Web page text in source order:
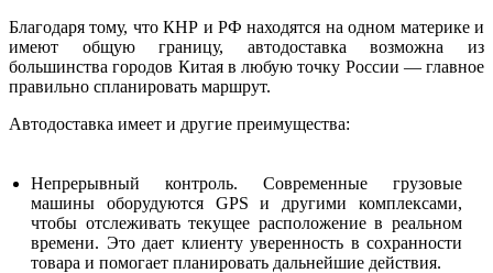
Благодаря тому, что КНР и РФ находятся на одном материке и
имеют общую границу, автодоставка возможна из
большинства городов Китая в любую точку России — главное
правильно спланировать маршрут.
Автодоставка имеет и другие преимущества:
Непрерывный контроль. Современные грузовые
машины оборудуются GPS и другими комплексами,
чтобы отслеживать текущее расположение в реальном
времени. Это дает клиенту уверенность в сохранности
товара и помогает планировать дальнейшие действия.